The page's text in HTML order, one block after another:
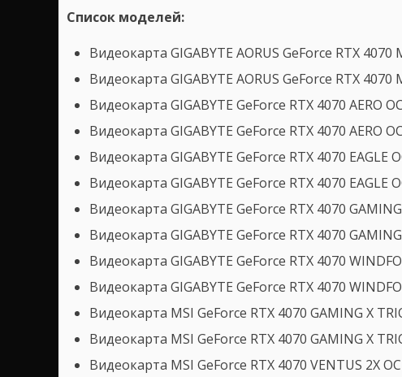
Список моделей:
Видеокарта GIGABYTE AORUS GeForce RTX 4070
Видеокарта GIGABYTE AORUS GeForce RTX 4070
Видеокарта GIGABYTE GeForce RTX 4070 AERO
Видеокарта GIGABYTE GeForce RTX 4070 AERO
Видеокарта GIGABYTE GeForce RTX 4070 EAGLE
Видеокарта GIGABYTE GeForce RTX 4070 EAGLE
Видеокарта GIGABYTE GeForce RTX 4070
Видеокарта GIGABYTE GeForce RTX 4070
Видеокарта GIGABYTE GeForce RTX 4070
Видеокарта GIGABYTE GeForce RTX 4070
Видеокарта MSI GeForce RTX 4070 GAMING X
Видеокарта MSI GeForce RTX 4070 GAMING X
Видеокарта MSI GeForce RTX 4070 VENTUS 2X